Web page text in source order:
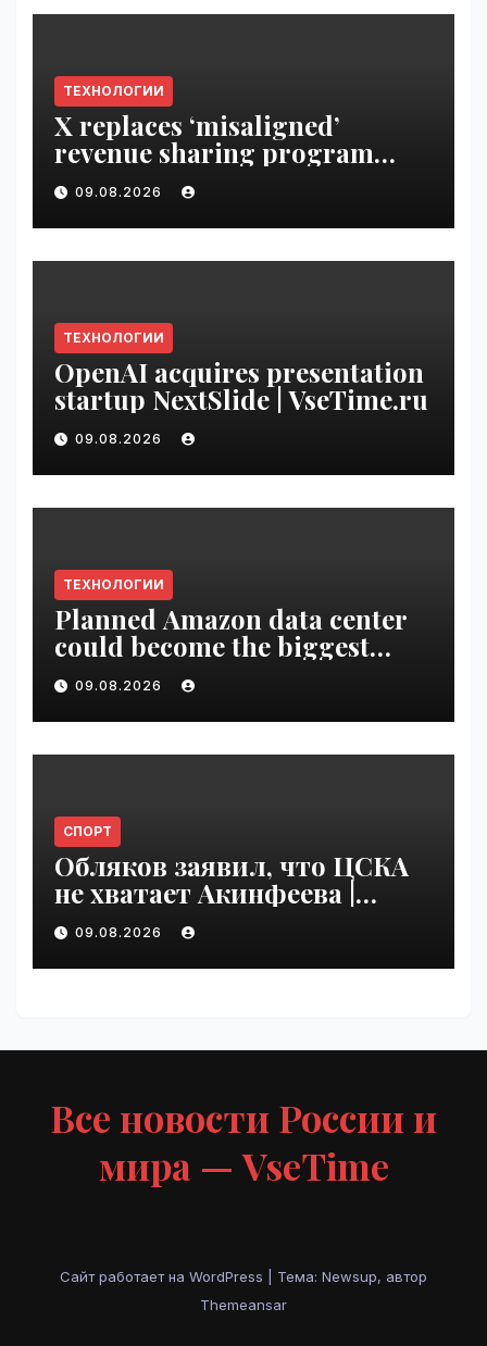
ТЕХНОЛОГИИ
X replaces ‘misaligned’
revenue sharing program
with Original Content
Rewards | VseTime.ru
09.08.2026
ТЕХНОЛОГИИ
OpenAI acquires presentation
startup NextSlide | VseTime.ru
09.08.2026
ТЕХНОЛОГИИ
Planned Amazon data center
could become the biggest
climate polluter in the U.S. |
VseTime.ru
09.08.2026
СПОРТ
Обляков заявил, что ЦСКА
не хватает Акинфеева |
VseTime.ru
09.08.2026
Все новости России и
мира — VseTime
Сайт работает на WordPress
Тема: Newsup, автор
Themeansar